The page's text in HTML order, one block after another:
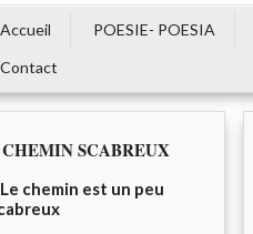
Accueil POESIE- POESIA
Contact
SCABREUX
chemin est un peu